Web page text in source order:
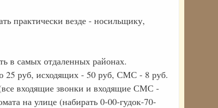
практически везде - носильщику,
в самых отдаленных районах.
25 руб, исходящих - 50 руб, СМС - 8 руб.
входящие звонки и входящие СМС -
на улице (набирать 0-00-гудок-70-